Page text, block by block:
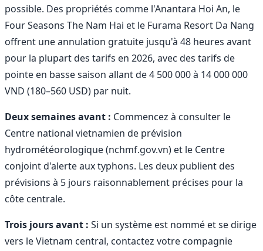
possible. Des propriétés comme l'Anantara Hoi An, le
Four Seasons The Nam Hai et le Furama Resort Da Nang
offrent une annulation gratuite jusqu'à 48 heures avant
pour la plupart des tarifs en 2026, avec des tarifs de
pointe en basse saison allant de 4 500 000 à 14 000 000
VND (180–560 USD) par nuit.
Deux semaines avant : Commencez à consulter le
Centre national vietnamien de prévision
hydrométéorologique (nchmf.gov.vn) et le Centre
conjoint d'alerte aux typhons. Les deux publient des
prévisions à 5 jours raisonnablement précises pour la
côte centrale.
Trois jours avant : Si un système est nommé et se dirige
vers le Vietnam central, contactez votre compagnie